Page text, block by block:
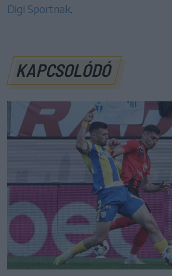
Digi Sportnak.
KAPCSOLÓDÓ